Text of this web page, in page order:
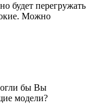
будет перегружать
Можно
бы Вы
модели?